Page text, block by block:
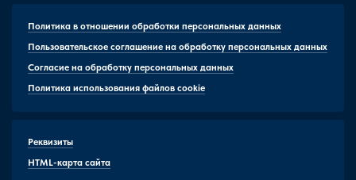
Политика в отношении обработки персональных данных
Пользовательское соглашение на обработку персональных данных
Согласие на обработку персональных данных
Политика использования файлов cookie
Реквизиты
HTML-карта сайта